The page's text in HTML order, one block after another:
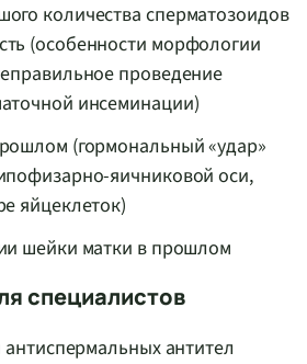
количества сперматозоидов
(особенности морфологии
проведение
инсеминации)
(гормональный «удар»
яичниковой оси,
яйцеклеток)
шейки матки в прошлом
специалистов
антител